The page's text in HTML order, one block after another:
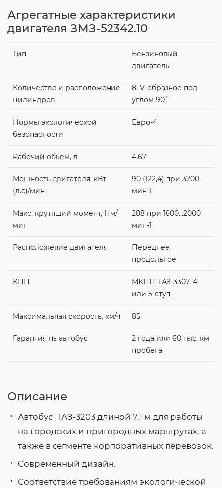
Агрегатные характеристики
двигателя ЗМЗ-52342.10
Тип
Бензиновый
двигатель
Количество и расположение
цилиндров
8, V-образное под
углом 90˚
Нормы экологической
безопасности
Евро-4
Рабочий объем, л 4,67
Мощность двигателя, кВт
(л.с)/мин
90 (122,4) при 3200
мин-1
Макс. крутящий момент, Нм/
мин
288 при 1600…2000
мин-1
Расположение двигателя
Переднее,
продольное
КПП
МКПП: ГАЗ-3307, 4
или 5-ступ.
Максимальная скорость, км/ч 85
Гарантия на автобус
2 года или 60 тыс. км
пробега
Описание
Автобус ПАЗ-3203 длиной 7.1 м для работы
на городских и пригородных маршрутах, а
также в сегменте корпоративных перевозок.
Современный дизайн.
Соответствие требованиям экологической